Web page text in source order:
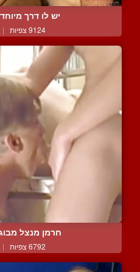
יש לו דרך
9124 צפיות |
חרמן מנצל
6792 צפיות |